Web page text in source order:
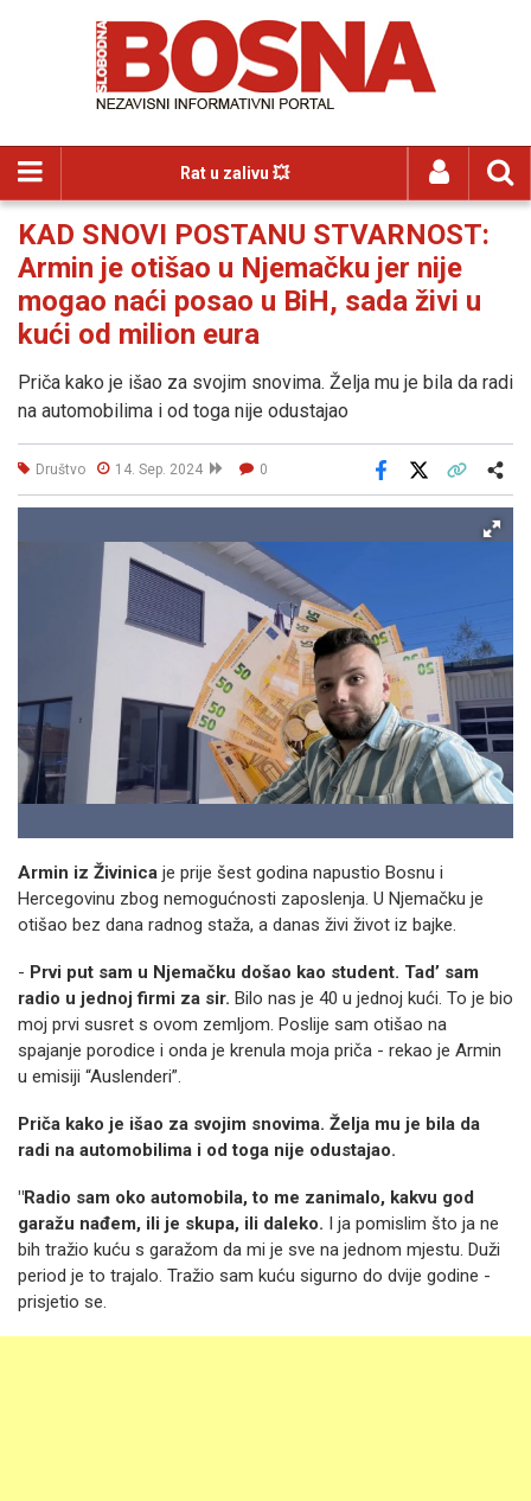
Rat u zalivu 💥
KAD SNOVI POSTANU STVARNOST:
Armin je otišao u Njemačku jer nije
mogao naći posao u BiH, sada živi u
kući od milion eura
Priča kako je išao za svojim snovima. Želja mu je bila da radi
na automobilima i od toga nije odustajao
Društvo 14. Sep. 2024 0
Facebook
Armin iz Živinica je prije šest godina napustio Bosnu i
Hercegovinu zbog nemogućnosti zaposlenja. U Njemačku je
otišao bez dana radnog staža, a danas živi život iz bajke.
- Prvi put sam u Njemačku došao kao student. Tad’ sam
radio u jednoj firmi za sir. Bilo nas je 40 u jednoj kući. To je bio
moj prvi susret s ovom zemljom. Poslije sam otišao na
spajanje porodice i onda je krenula moja priča - rekao je Armin
u emisiji “Auslenderi”.
Priča kako je išao za svojim snovima. Želja mu je bila da
radi na automobilima i od toga nije odustajao.
"Radio sam oko automobila, to me zanimalo, kakvu god
garažu nađem, ili je skupa, ili daleko. I ja pomislim što ja ne
bih tražio kuću s garažom da mi je sve na jednom mjestu. Duži
period je to trajalo. Tražio sam kuću sigurno do dvije godine -
prisjetio se.